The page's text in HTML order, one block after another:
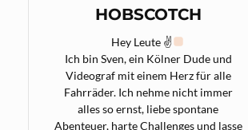
HOBSCOTCH
Hey Leute ✌
Ich bin Sven, ein Kölner Dude und
Videograf mit einem Herz für alle
Fahrräder. Ich nehme nicht immer
alles so ernst, liebe spontane
Abenteuer, harte Challenges und lasse